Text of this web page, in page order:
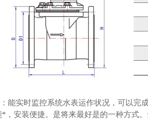
能实时监控系统水表运作状况，可以完
，安装便捷。是将来最好是的一种方式